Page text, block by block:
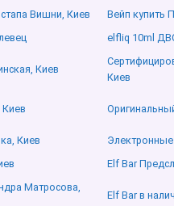
Вишни, Киев
Вейп купить
elfliq 10ml
Киев
Киев
Киев
Elf Bar
Матросова,
Elf Bar в